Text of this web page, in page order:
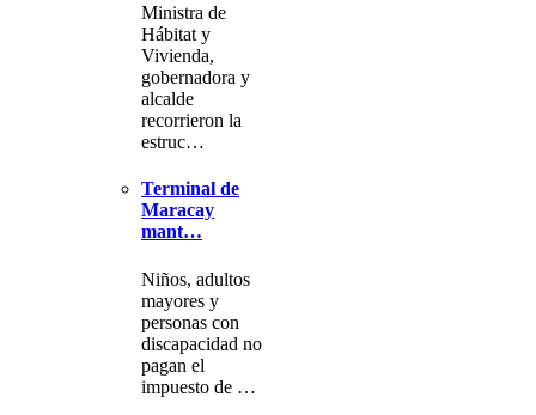
Ministra de
Hábitat y
Vivienda,
gobernadora y
alcalde
recorrieron la
estruc…
Terminal de
Maracay
mant…
Niños, adultos
mayores y
personas con
discapacidad no
pagan el
impuesto de …